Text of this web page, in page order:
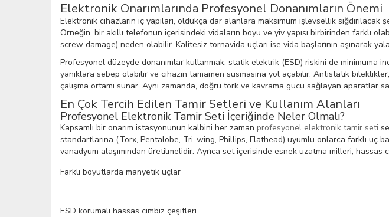
Elektronik Onarımlarında Profesyonel Donanımların Önemi
Elektronik cihazların iç yapıları, oldukça dar alanlara maksimum işlevsellik sığdırılacak
Örneğin, bir akıllı telefonun içerisindeki vidaların boyu ve yiv yapısı birbirinden farklı
screw damage) neden olabilir. Kalitesiz tornavida uçları ise vida başlarının aşınarak
Profesyonel düzeyde donanımlar kullanmak, statik elektrik (ESD) riskini de
yanıklara sebep olabilir ve cihazın tamamen susmasına yol açabilir. Antistatik
çalışma ortamı sunar. Aynı zamanda, doğru tork ve kavrama gücü sağlayan aparatlar
En Çok Tercih Edilen Tamir Setleri ve Kullanım Alanları
Profesyonel Elektronik Tamir Seti İçeriğinde Neler Olmalı?
Kapsamlı bir onarım istasyonunun kalbini her zaman profesyonel elektronik tamir seti
standartlarına (Torx, Pentalobe, Tri-wing, Phillips, Flathead) uyumlu onlarca farklı uç
vanadyum alaşımından üretilmelidir. Ayrıca set içerisinde esnek uzatma milleri, hassas
Farklı boyutlarda manyetik uçlar
ESD korumalı hassas cımbız çeşitleri